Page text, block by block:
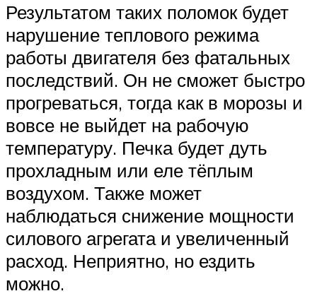
Результатом таких поломок будет
нарушение теплового режима
работы двигателя без фатальных
последствий. Он не сможет быстро
прогреваться, тогда как в морозы и
вовсе не выйдет на рабочую
температуру. Печка будет дуть
прохладным или еле тёплым
воздухом. Также может
наблюдаться снижение мощности
силового агрегата и увеличенный
расход. Неприятно, но ездить
можно.